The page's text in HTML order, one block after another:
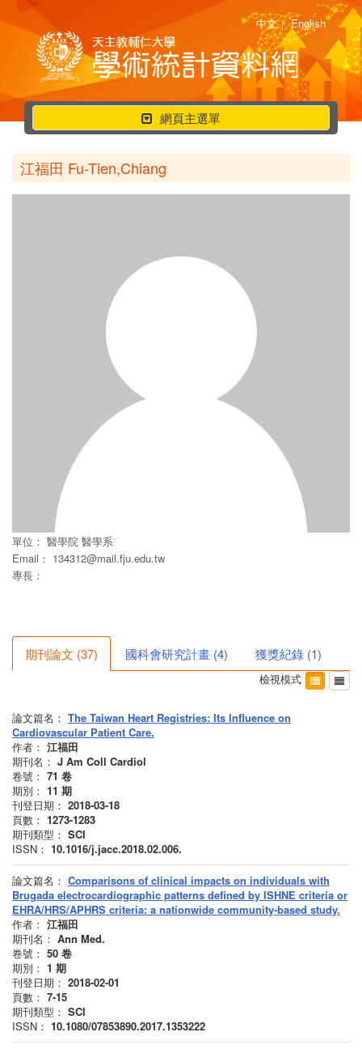
中文 | English
行
動
選
單
網頁主選單
江福田 Fu-Tien,Chiang
單位： 醫學院 醫學系
Email： 134312@mail.fju.edu.tw
專長：
期刊論文 (37) 國科會研究計畫 (4) 獲獎紀錄 (1)
檢視模式
論文篇名： The Taiwan Heart Registries: Its Influence on
Cardiovascular Patient Care.
作者： 江福田
期刊名： J Am Coll Cardiol
卷號： 71 卷
期別： 11 期
刊登日期： 2018-03-18
頁數： 1273-1283
期刊類型： SCI
ISSN： 10.1016/j.jacc.2018.02.006.
論文篇名： Comparisons of clinical impacts on individuals with
Brugada electrocardiographic patterns defined by ISHNE criteria or
EHRA/HRS/APHRS criteria: a nationwide community-based study.
作者： 江福田
期刊名： Ann Med.
卷號： 50 卷
期別： 1 期
刊登日期： 2018-02-01
頁數： 7-15
期刊類型： SCI
ISSN： 10.1080/07853890.2017.1353222